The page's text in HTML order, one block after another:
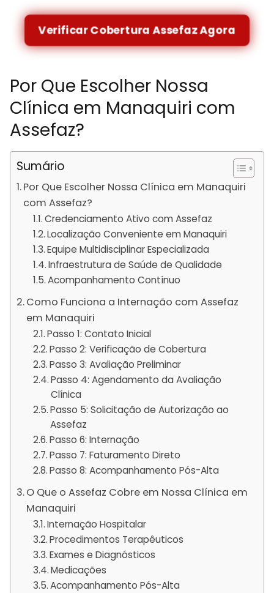
Verificar Cobertura Assefaz Agora
Por Que Escolher Nossa
Clínica em Manaquiri com
Assefaz?
Sumário
Por Que Escolher Nossa Clínica em Manaquiri
com Assefaz?
Credenciamento Ativo com Assefaz
Localização Conveniente em Manaquiri
Equipe Multidisciplinar Especializada
Infraestrutura de Saúde de Qualidade
Acompanhamento Contínuo
Como Funciona a Internação com Assefaz
em Manaquiri
Passo 1: Contato Inicial
Passo 2: Verificação de Cobertura
Passo 3: Avaliação Preliminar
Passo 4: Agendamento da Avaliação
Clínica
Passo 5: Solicitação de Autorização ao
Assefaz
Passo 6: Internação
Passo 7: Faturamento Direto
Passo 8: Acompanhamento Pós-Alta
O Que o Assefaz Cobre em Nossa Clínica em
Manaquiri
Internação Hospitalar
Procedimentos Terapêuticos
Exames e Diagnósticos
Medicações
Acompanhamento Pós-Alta